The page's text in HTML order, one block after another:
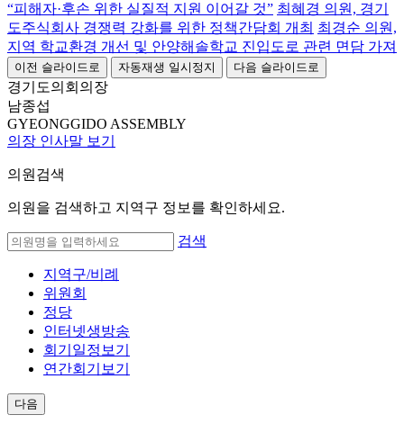
“피해자·후손 위한 실질적 지원 이어갈 것” 최혜경 의원, 경기
도주식회사 경쟁력 강화를 위한 정책간담회 개최 최경순 의원,
지역 학교환경 개선 및 안양해솔학교 진입도로 관련 면담 가져
이전 슬라이드로 자동재생 일시정지 다음 슬라이드로
경기도의회의장
남종섭
GYEONGGIDO ASSEMBLY
의장 인사말 보기
의원검색
의원을 검색하고 지역구 정보를 확인하세요.
검색
지역구/비례
위원회
정당
인터넷생방송
회기일정보기
연간회기보기
다음